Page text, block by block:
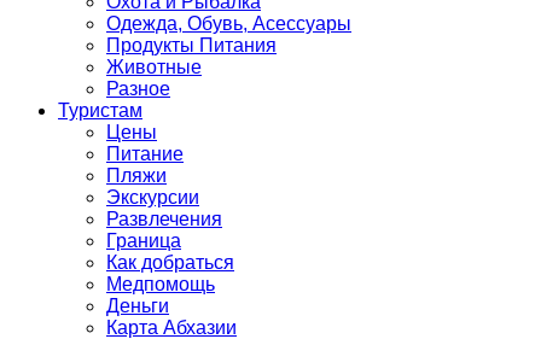
Одежда, Обувь, Асессуары
Продукты Питания
Животные
Разное
Туристам
Цены
Питание
Пляжи
Экскурсии
Развлечения
Граница
Как добраться
Медпомощь
Деньги
Карта Абхазии